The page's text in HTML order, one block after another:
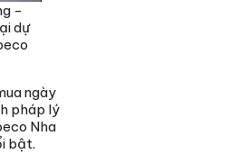
-
dự
ngày
pháp lý
Nha
bật.